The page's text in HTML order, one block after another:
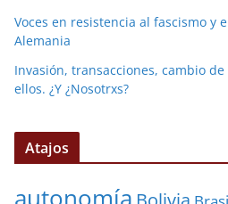
Voces en resistencia al fascismo y
Alemania
Invasión, transacciones, cambio
ellos. ¿Y ¿Nosotrxs?
Atajos